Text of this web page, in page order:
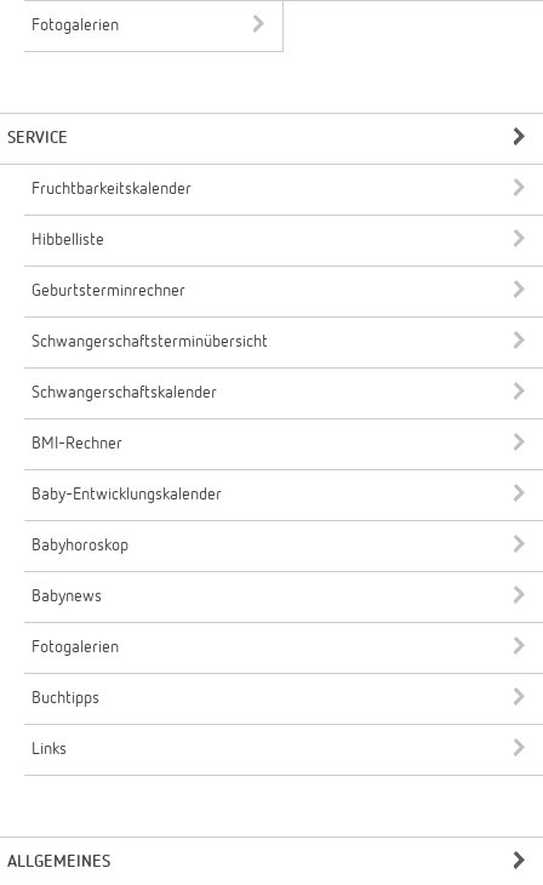
Fotogalerien
SERVICE
Fruchtbarkeitskalender
Hibbelliste
Geburtsterminrechner
Schwangerschaftsterminübersicht
Schwangerschaftskalender
BMI-Rechner
Baby-Entwicklungskalender
Babyhoroskop
Babynews
Fotogalerien
Buchtipps
Links
ALLGEMEINES